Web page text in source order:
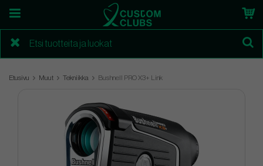
Etusivu Muut Tekniikka Bushnell PRO X3+ Link